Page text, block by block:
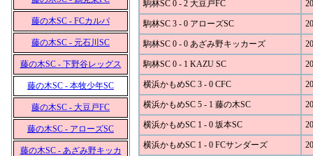
藤の木SC - FCカルパ
藤の木SC - 元石川SC
藤の木SC - 下野谷レッグス
藤の木SC - 本牧少年SC
藤の木SC - 大豆戸FC
藤の木SC - アローズSC
藤の木SC - あざみ野キッカ
駒林SC 0 - 2 大豆戸FC
駒林SC 3 - 0 アローズSC
駒林SC 0 - 0 あざみ野キッカーズ
駒林SC 0 - 1 KAZU SC
横浜かもめSC 3 - 0 CFC
横浜かもめSC 5 - 1 藤の木SC
横浜かもめSC 1 - 0 坂本SC
横浜かもめSC 1 - 0 FCサンダーズ